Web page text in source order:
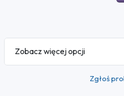
Zobacz więcej opcji
Zgłoś